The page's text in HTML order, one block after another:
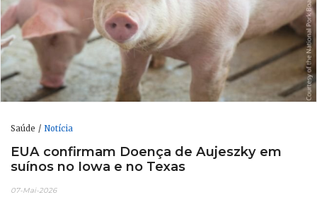
Saúde Notícia
EUA confirmam Doença de Aujeszky em
suínos no Iowa e no Texas
07-Mai-2026